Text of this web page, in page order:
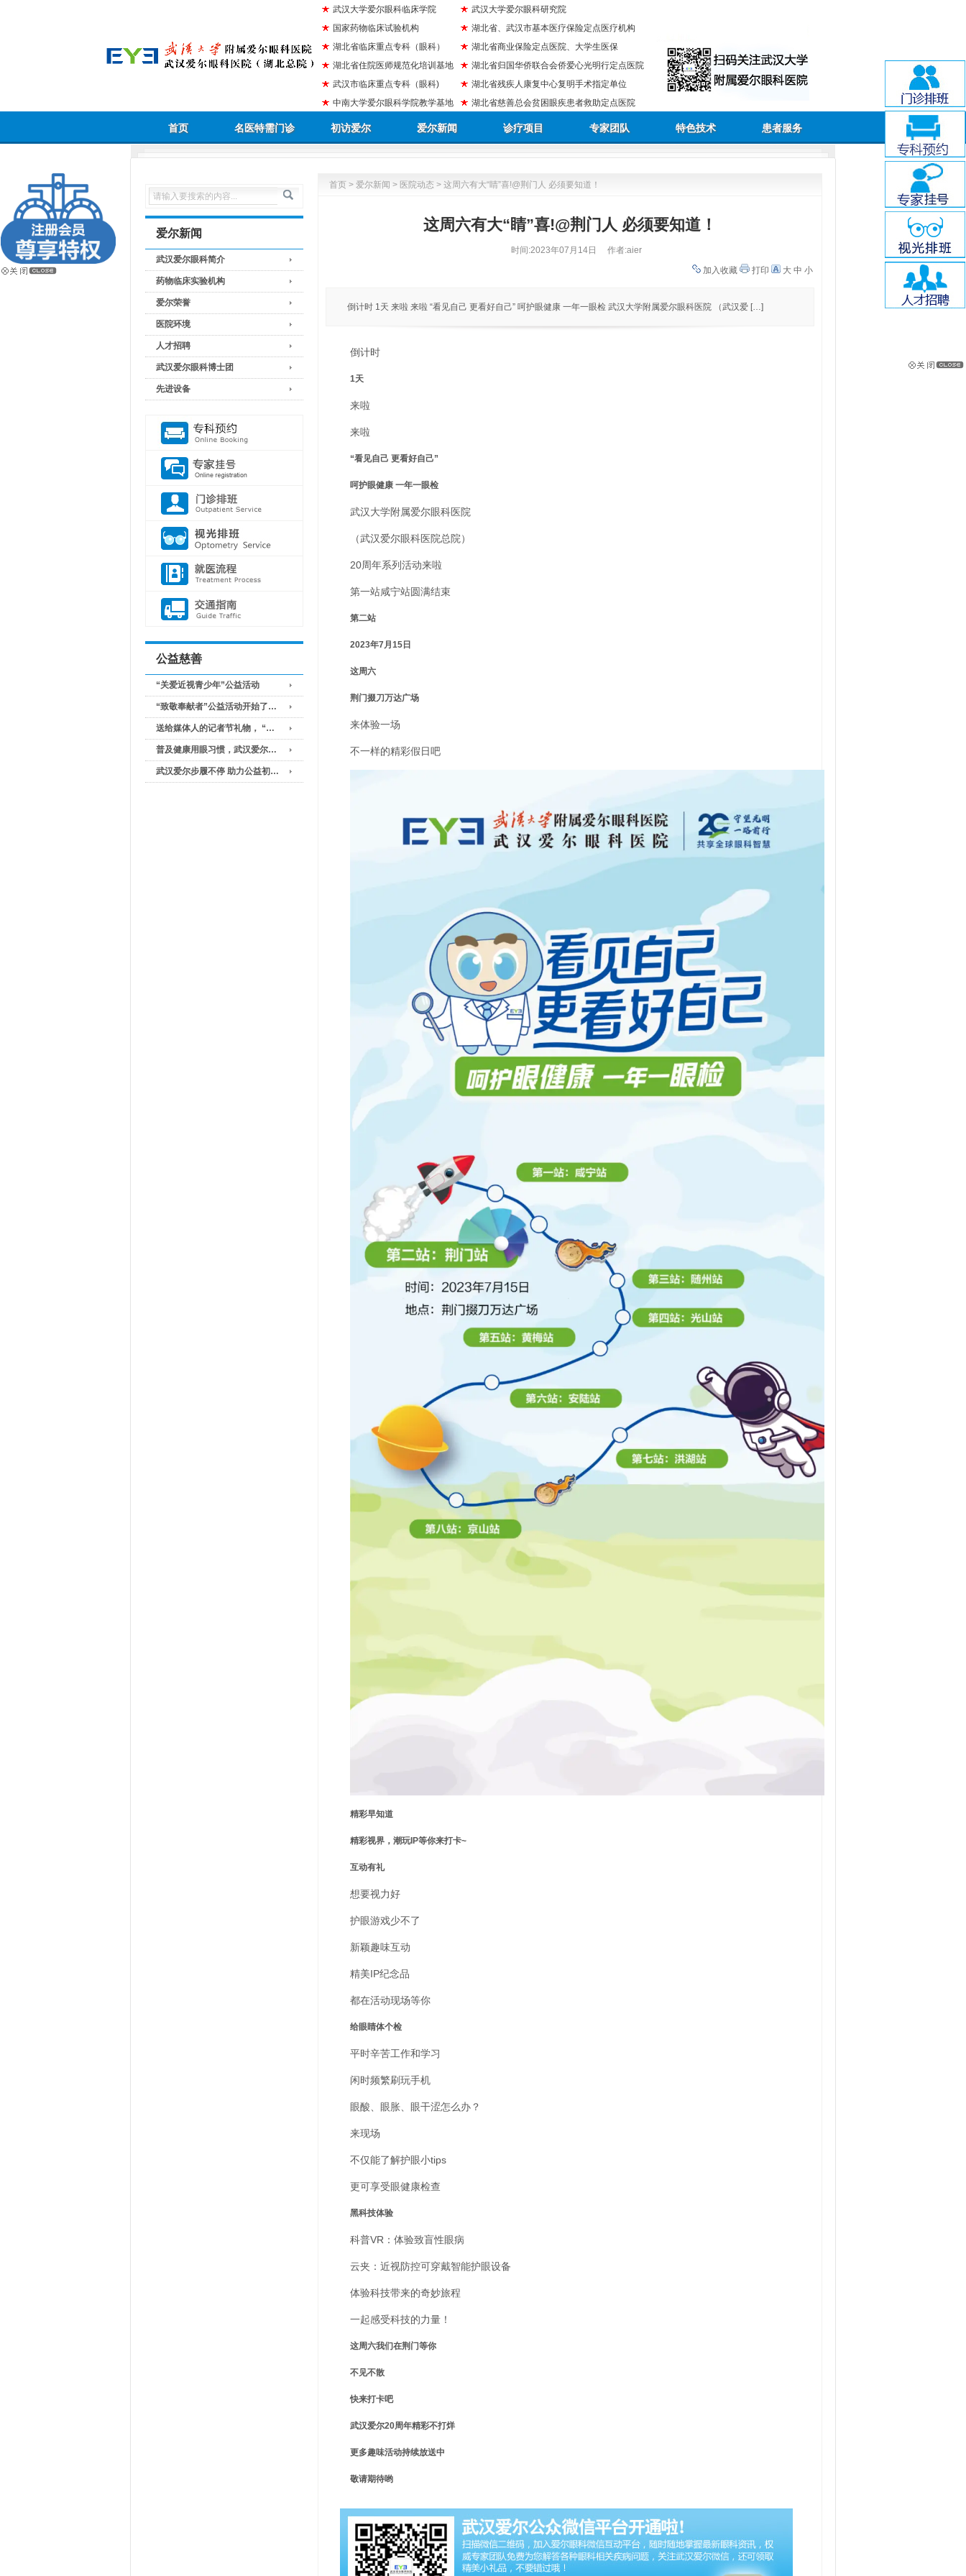
武汉大学爱尔眼科临床学院
国家药物临床试验机构
湖北省临床重点专科（眼科）
湖北省住院医师规范化培训基地
武汉市临床重点专科（眼科)
中南大学爱尔眼科学院教学基地
武汉大学爱尔眼科研究院
湖北省、武汉市基本医疗保险定点医疗机构
湖北省商业保险定点医院、大学生医保
湖北省归国华侨联合会侨爱心光明行定点医院
湖北省残疾人康复中心复明手术指定单位
湖北省慈善总会贫困眼疾患者救助定点医院
首页 名医特需门诊 初访爱尔 爱尔新闻 诊疗项目 专家团队 特色技术 患者服务
爱尔新闻
武汉爱尔眼科简介
药物临床实验机构
爱尔荣誉
医院环境
人才招聘
武汉爱尔眼科博士团
先进设备
公益慈善
“关爱近视青少年”公益活动
“致敬奉献者”公益活动开始了…
送给媒体人的记者节礼物， “…
普及健康用眼习惯，武汉爱尔…
武汉爱尔步履不停 助力公益初…
首页 > 爱尔新闻 > 医院动态 > 这周六有大“睛”喜!@荆门人 必须要知道！
这周六有大“睛”喜!@荆门人 必须要知道！
时间:2023年07月14日
作者:aier
加入收藏
打印 大 中 小
倒计时 1天 来啦 来啦 “看见自己 更看好自己” 呵护眼健康 一年一眼检 武汉大学附属爱尔眼科医院 （武汉爱 […]
倒计时
1天
来啦
来啦
“看见自己 更看好自己”
呵护眼健康 一年一眼检
武汉大学附属爱尔眼科医院
（武汉爱尔眼科医院总院）
20周年系列活动来啦
第一站咸宁站圆满结束
第二站
2023年7月15日
这周六
荆门掇刀万达广场
来体验一场
不一样的精彩假日吧
精彩早知道
精彩视界，潮玩IP等你来打卡~
互动有礼
想要视力好
护眼游戏少不了
新颖趣味互动
精美IP纪念品
都在活动现场等你
给眼睛体个检
平时辛苦工作和学习
闲时频繁刷玩手机
眼酸、眼胀、眼干涩怎么办？
来现场
不仅能了解护眼小tips
更可享受眼健康检查
黑科技体验
科普VR：体验致盲性眼病
云夹：近视防控可穿戴智能护眼设备
体验科技带来的奇妙旅程
一起感受科技的力量！
这周六我们在荆门等你
不见不散
快来打卡吧
武汉爱尔20周年精彩不打烊
更多趣味活动持续放送中
敬请期待哟